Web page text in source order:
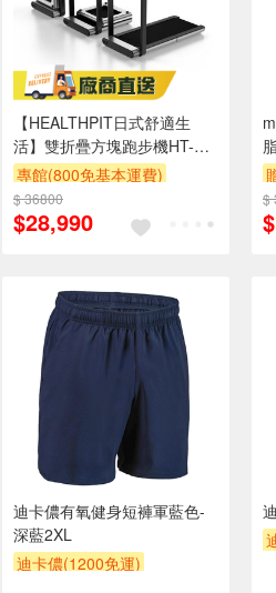
【HEALTHPIT日式舒適生
活】雙折疊方塊跑步機HT-
318-黑色
專館(800免基本運費)
$ 36800
$28,990
$
迪卡儂有氧健身短褲軍藍色-
深藍2XL
迪卡儂(1200免運)